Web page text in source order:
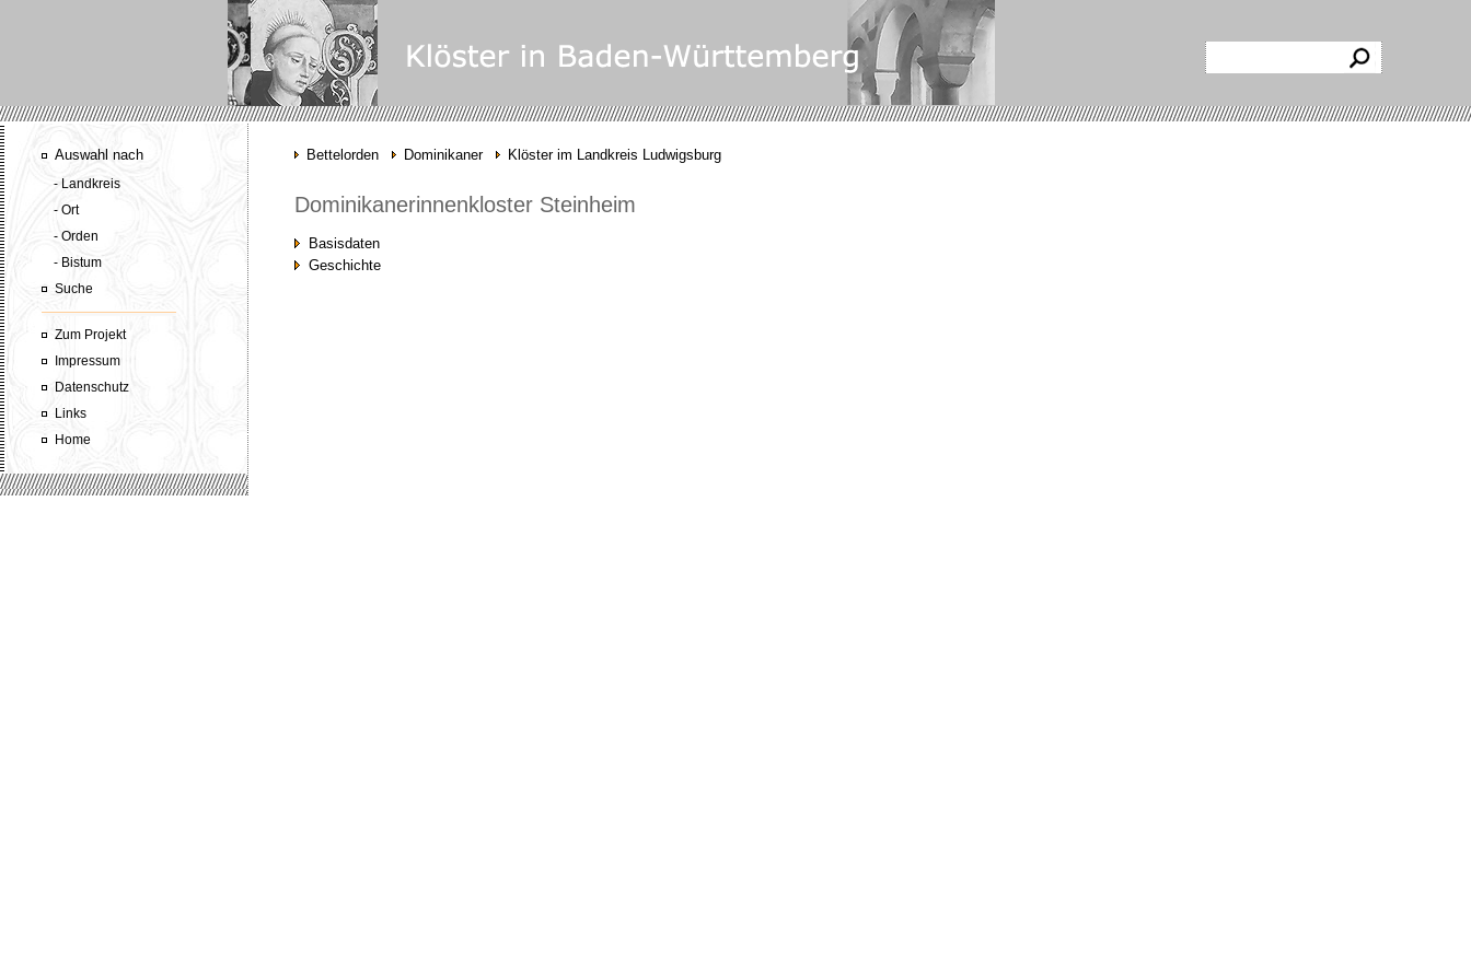
Auswahl nach
- Landkreis
- Ort
- Orden
- Bistum
Suche
Zum Projekt
Impressum
Datenschutz
Links
Home
Bettelorden Dominikaner Klöster im Landkreis Ludwigsburg
Dominikanerinnenkloster Steinheim
Basisdaten
Geschichte